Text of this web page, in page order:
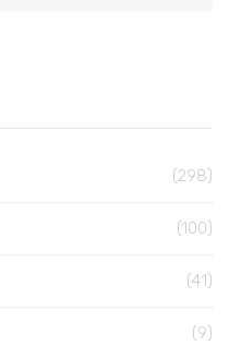
(298)
(100)
(41)
(9)